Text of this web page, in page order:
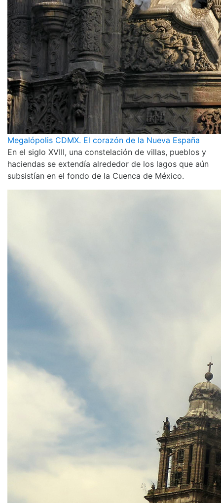
Megalópolis CDMX. El corazón de la Nueva España
En el siglo XVIII, una constelación de villas, pueblos y
haciendas se extendía alrededor de los lagos que aún
subsistían en el fondo de la Cuenca de México.